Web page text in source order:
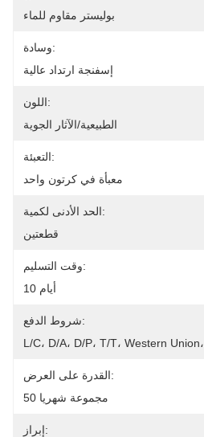
بوليستر مقاوم للماء
وسادة:
إسفنجة ارتداد عالية
اللون:
الطبيعية/الآثار الجوية
التعبئة:
معبأة في كرتون واحد
الحد الأدنى لكمية:
قطعتين
وقت التسليم:
10 أيام
شروط الدفع:
L/C، D/A، D/P، T/T، Western Union،
القدرة على العرض:
50 مجموعة شهريا
إبراز: